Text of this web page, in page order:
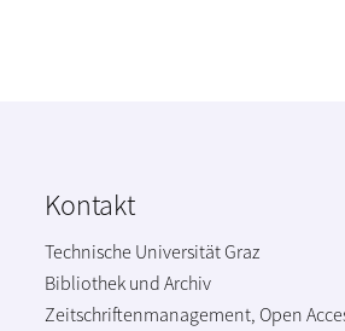
Kontakt
Technische Universität Graz
Bibliothek und Archiv
Zeitschriftenmanagement, Open